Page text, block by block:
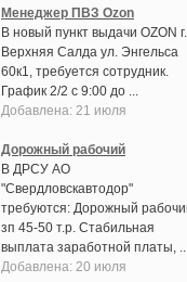
Менеджер ПВЗ Ozon
В новый пункт выдачи OZON г.
Верхняя Салда ул. Энгельса
60к1, требуется сотрудник.
График 2/2 с 9:00 до ...
Добавлена: 21 июля
Дорожный рабочий
В ДРСУ АО
"Свердловскавтодор"
требуются: Дорожный
зп 45-50 т.р. Стабильная
выплата заработной платы,
Добавлена: 20 июля